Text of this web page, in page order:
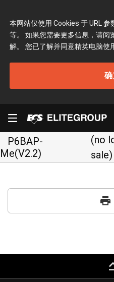
本网站仅使用 Cookies 于 URL
等。 如果您需要更多信息，请阅
解。 您已了解并同意精英电脑使
P6BAP-
Me(V2.2)
(no
sale)
print